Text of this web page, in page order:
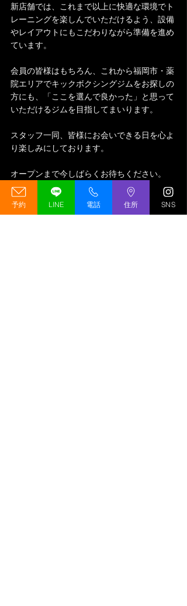
新店舗では、これまで以上に快適な環境でト
レーニングを楽しんでいただけるよう、設備
やレイアウトにもこだわりながら準備を進め
ています。
会員の皆様はもちろん、これから福岡市・薬
院エリアでキックボクシングジムをお探しの
方にも、「ここを選んで良かった」と思って
いただけるジムを目指してまいります。
スタッフ一同、皆様にお会いできる日を心よ
り楽しみにしております。
オープンまで今しばらくお待ちください。
今後ともGREED GYMをよろしくお願いいた
します。
予約 LINE 電話 住所 SNS